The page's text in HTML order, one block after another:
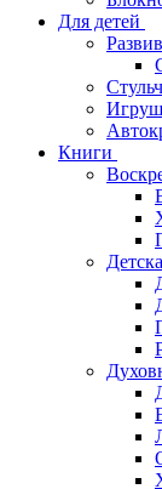
Для детей
Книги